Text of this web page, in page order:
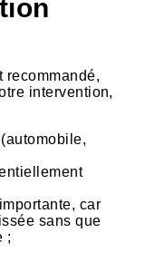
recommandé,
intervention,
car
sans que
;